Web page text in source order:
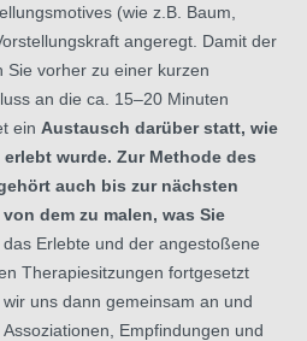
(wie z.B. Baum,
angeregt. Damit der
Sie vorher zu einer kurzen
an die ca. 15–20 Minuten
ein Austausch darüber statt, wie
wurde. Zur Methode des
auch bis zur nächsten
dem zu malen, was Sie
das Erlebte und der angestoßene
Therapiesitzungen fortgesetzt
uns dann gemeinsam an und
Empfindungen und